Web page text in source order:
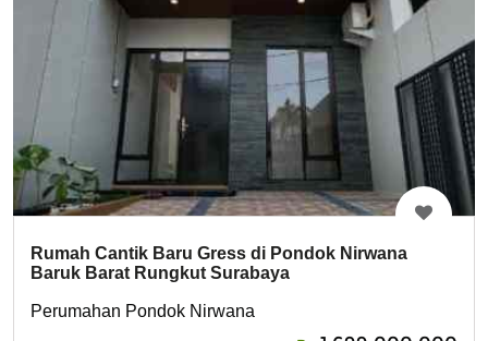
Rumah Cantik Baru Gress di Pondok Nirwana
Baruk Barat Rungkut Surabaya
Perumahan Pondok Nirwana